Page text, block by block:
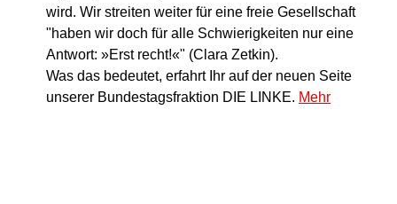
wird. Wir streiten weiter für eine freie Gesellschaft
"haben wir doch für alle Schwierigkeiten nur eine
Antwort: »Erst recht!«" (Clara Zetkin).
Was das bedeutet, erfahrt Ihr auf der neuen Seite
unserer Bundestagsfraktion DIE LINKE. Mehr